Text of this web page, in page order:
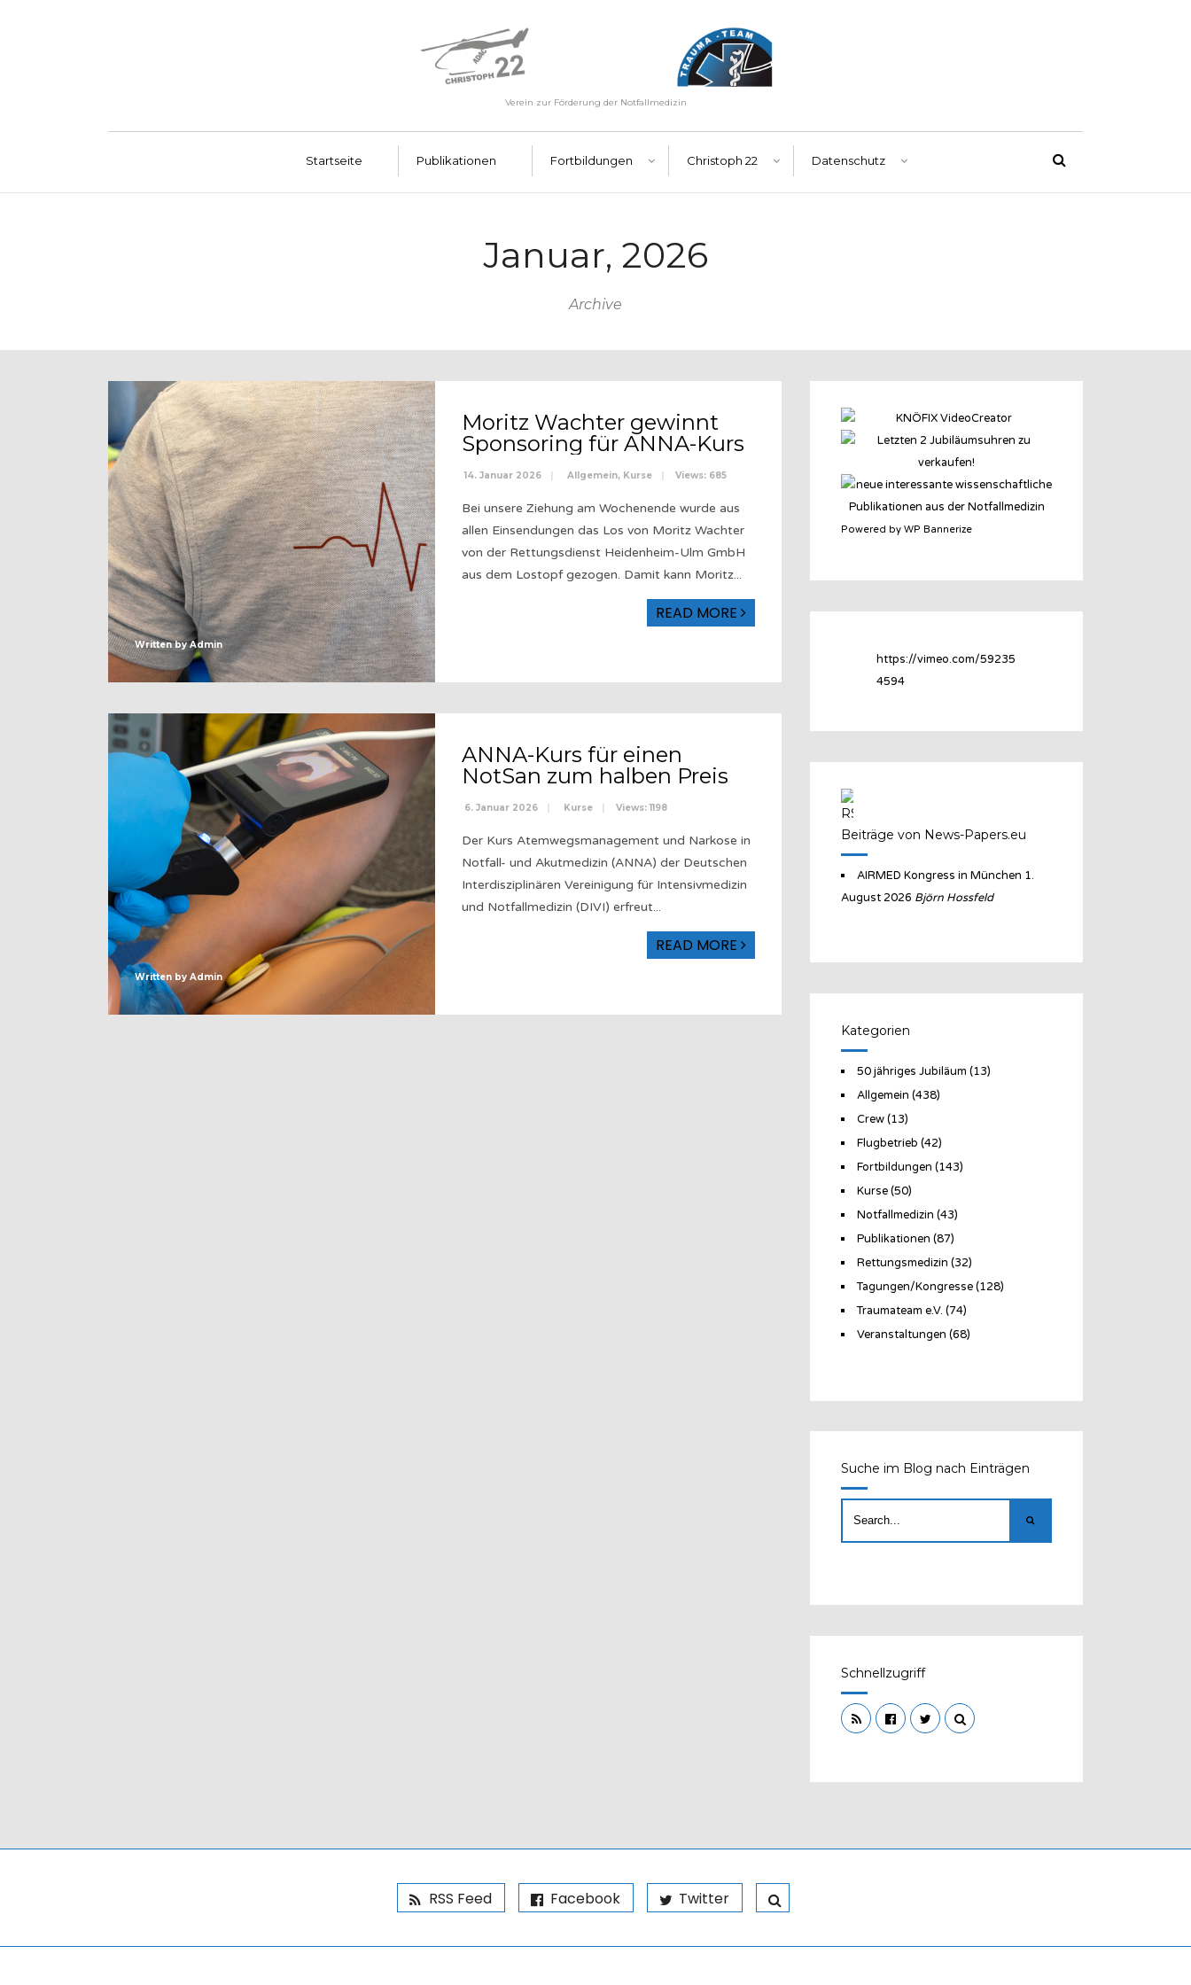
Verein zur Förderung der Notfallmedizin
Startseite Publikationen Fortbildungen Christoph 22 Datenschutz
Januar, 2026
Archive
Written byAdmin
Moritz Wachter gewinnt
Sponsoring für ANNA-Kurs
14. Januar 2026 | Allgemein, Kurse | Views: 685
Bei unsere Ziehung am Wochenende wurde aus
allen Einsendungen das Los von Moritz Wachter
von der Rettungsdienst Heidenheim-Ulm GmbH
aus dem Lostopf gezogen. Damit kann Moritz...
READ MORE
Written by Admin
ANNA-Kurs für einen
NotSan zum halben Preis
6. Januar 2026 | Kurse | Views: 1198
Der Kurs Atemwegsmanagement und Narkose in
Notfall- und Akutmedizin (ANNA) der Deutschen
Interdisziplinären Vereinigung für Intensivmedizin
und Notfallmedizin (DIVI) erfreut...
READ MORE
Powered by WP Bannerize
https://vimeo.com/59235
4594
Beiträge von News-Papers.eu
AIRMED Kongress in München 1.
August 2026 Björn Hossfeld
Kategorien
50 jähriges Jubiläum (13)
Allgemein (438)
Crew(13)
Flugbetrieb (42)
Fortbildungen (143)
Kurse(50)
Notfallmedizin (43)
Publikationen (87)
Rettungsmedizin (32)
Tagungen/Kongresse(128)
Traumateam e.V. (74)
Veranstaltungen (68)
Suche im Blog nach Einträgen
Schnellzugriff
RSS Feed Facebook Twitter